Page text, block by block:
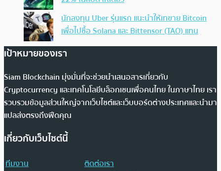
นักลงทุน Uber รุ่นแรก แนะนำให้เทขาย Bitcoin
เพื่อไปซื้อ Solana และ Bittensor (TAO) แทน
เป้าหมายของเรา
Siam Blockchain มุ่งมั่นที่จะช่วยนำเสนอสารเกี่ยวกับ
Cryptocurrency และเทคโนโลยีบล็อกเชนเพื่อคนไทย ในภาษาไทย เรา
รวบรวมข้อมูลส่วนใหญ่จากเว็บไซต์และเว็บบอร์ดต่างประเทศและนำมา
แปลส่งตรงถึงฟีดคุณ
เกี่ยวกับเว็บไซต์นี้
ทีมงาน
ติดต่อเรา